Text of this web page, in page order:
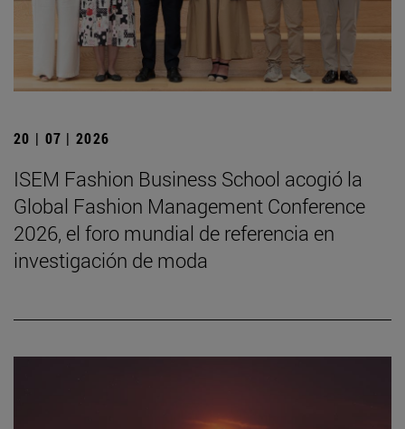
20 | 07 | 2026
ISEM Fashion Business School acogió la
Global Fashion Management Conference
2026, el foro mundial de referencia en
investigación de moda